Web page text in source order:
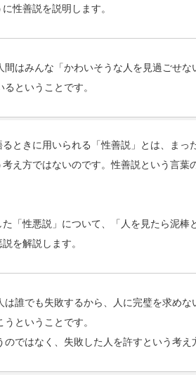
性善説を説明します。
間はみんな「かわいそうな人を見過ごせ
ということです。
ときに用いられる「性善説」とは、ま
考え方ではないのです。性善説という言
「性悪説」について、「人を見たら泥
を解説します。
は誰でも失敗するから、人に完璧を求め
ということです。
のではなく、失敗した人を許すという考え